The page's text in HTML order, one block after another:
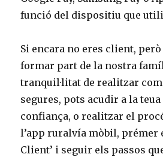
funció del dispositiu que
Si encara no eres client, però
formar part de la nostra
tranquil·litat de realitzar
segures, pots acudir a la
confiança, o realitzar el
l’app ruralvía mòbil, prémer
Client’ i seguir els passos